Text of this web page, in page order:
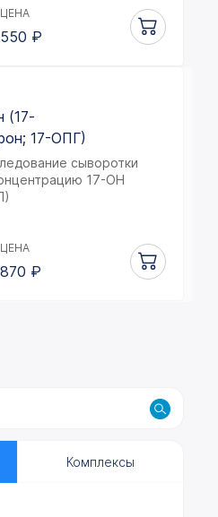
ЦЕНА
550 ₽
(17-
17-ОПГ)
сыворотки
17-ОН
ЦЕНА
870 ₽
Комплексы